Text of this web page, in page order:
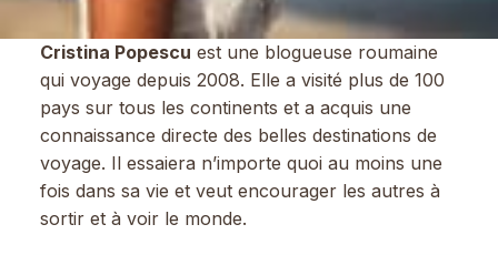
Cristina Popescu est une blogueuse roumaine
qui voyage depuis 2008. Elle a visité plus de 100
pays sur tous les continents et a acquis une
connaissance directe des belles destinations de
voyage. Il essaiera n’importe quoi au moins une
fois dans sa vie et veut encourager les autres à
sortir et à voir le monde.